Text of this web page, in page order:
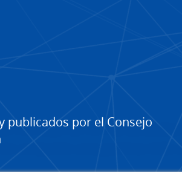
publicados por el Consejo